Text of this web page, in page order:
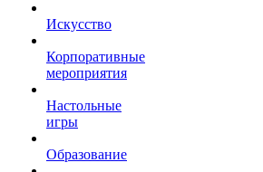
Искусство
Корпоративные
мероприятия
Настольные
игры
Образование